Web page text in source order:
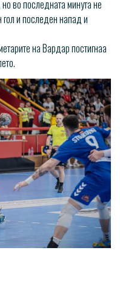
во последната минута не
и последен напад и
на Вардар постигнаа